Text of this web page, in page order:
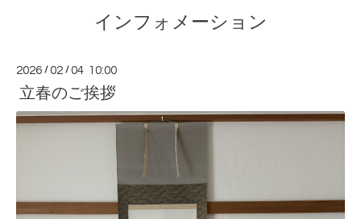
インフォメーション
2026 /02 /04 10:00
立春のご挨拶